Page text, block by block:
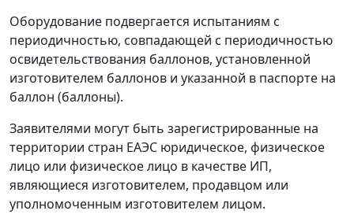
Оборудование подвергается испытаниям с
периодичностью, совпадающей с периодичностью
освидетельствования баллонов, установленной
изготовителем баллонов и указанной в паспорте на
баллон (баллоны).
Заявителями могут быть зарегистрированные на
территории стран ЕАЭС юридическое, физическое
лицо или физическое лицо в качестве ИП,
являющиеся изготовителем, продавцом или
уполномоченным изготовителем лицом.